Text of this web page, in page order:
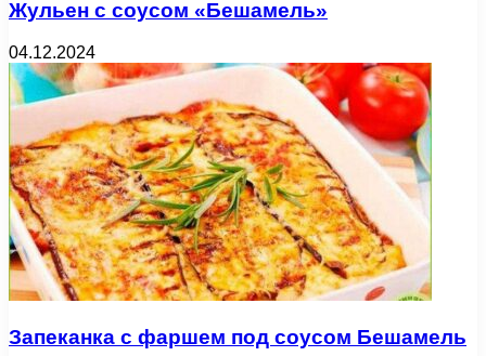
Жульен с соусом «Бешамель»
04.12.2024
Запеканка с фаршем под соусом Бешамель